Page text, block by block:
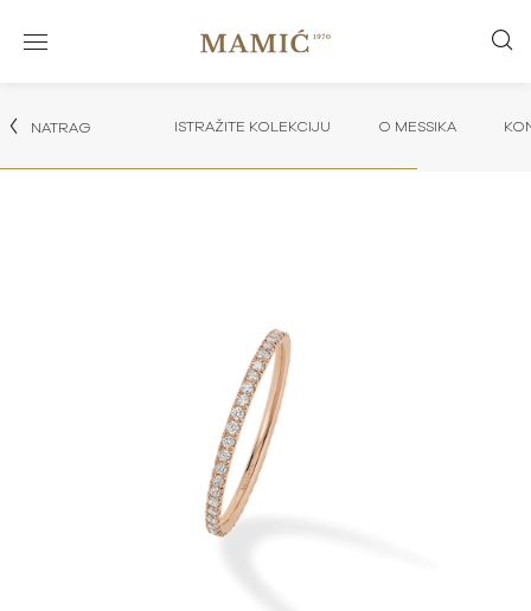
NATRAG ISTRAŽITE KOLEKCIJU O MESSIKA